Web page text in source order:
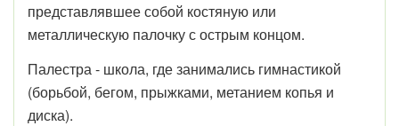
представлявшее собой костяную или
металлическую палочку с острым концом.
Палестра - школа, где занимались гимнастикой
(борьбой, бегом, прыжками, метанием копья и
диска).